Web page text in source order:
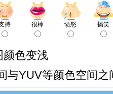
持 很棒 愤怒 搞笑
颜色变浅
与YUV等颜色空间之